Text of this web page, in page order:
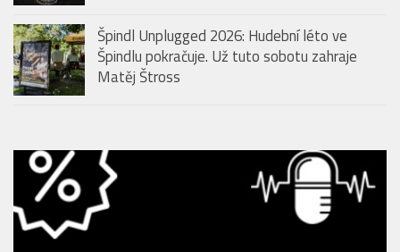
Špindl Unplugged 2026: Hudební léto ve
Špindlu pokračuje. Už tuto sobotu zahraje
Matěj Štross